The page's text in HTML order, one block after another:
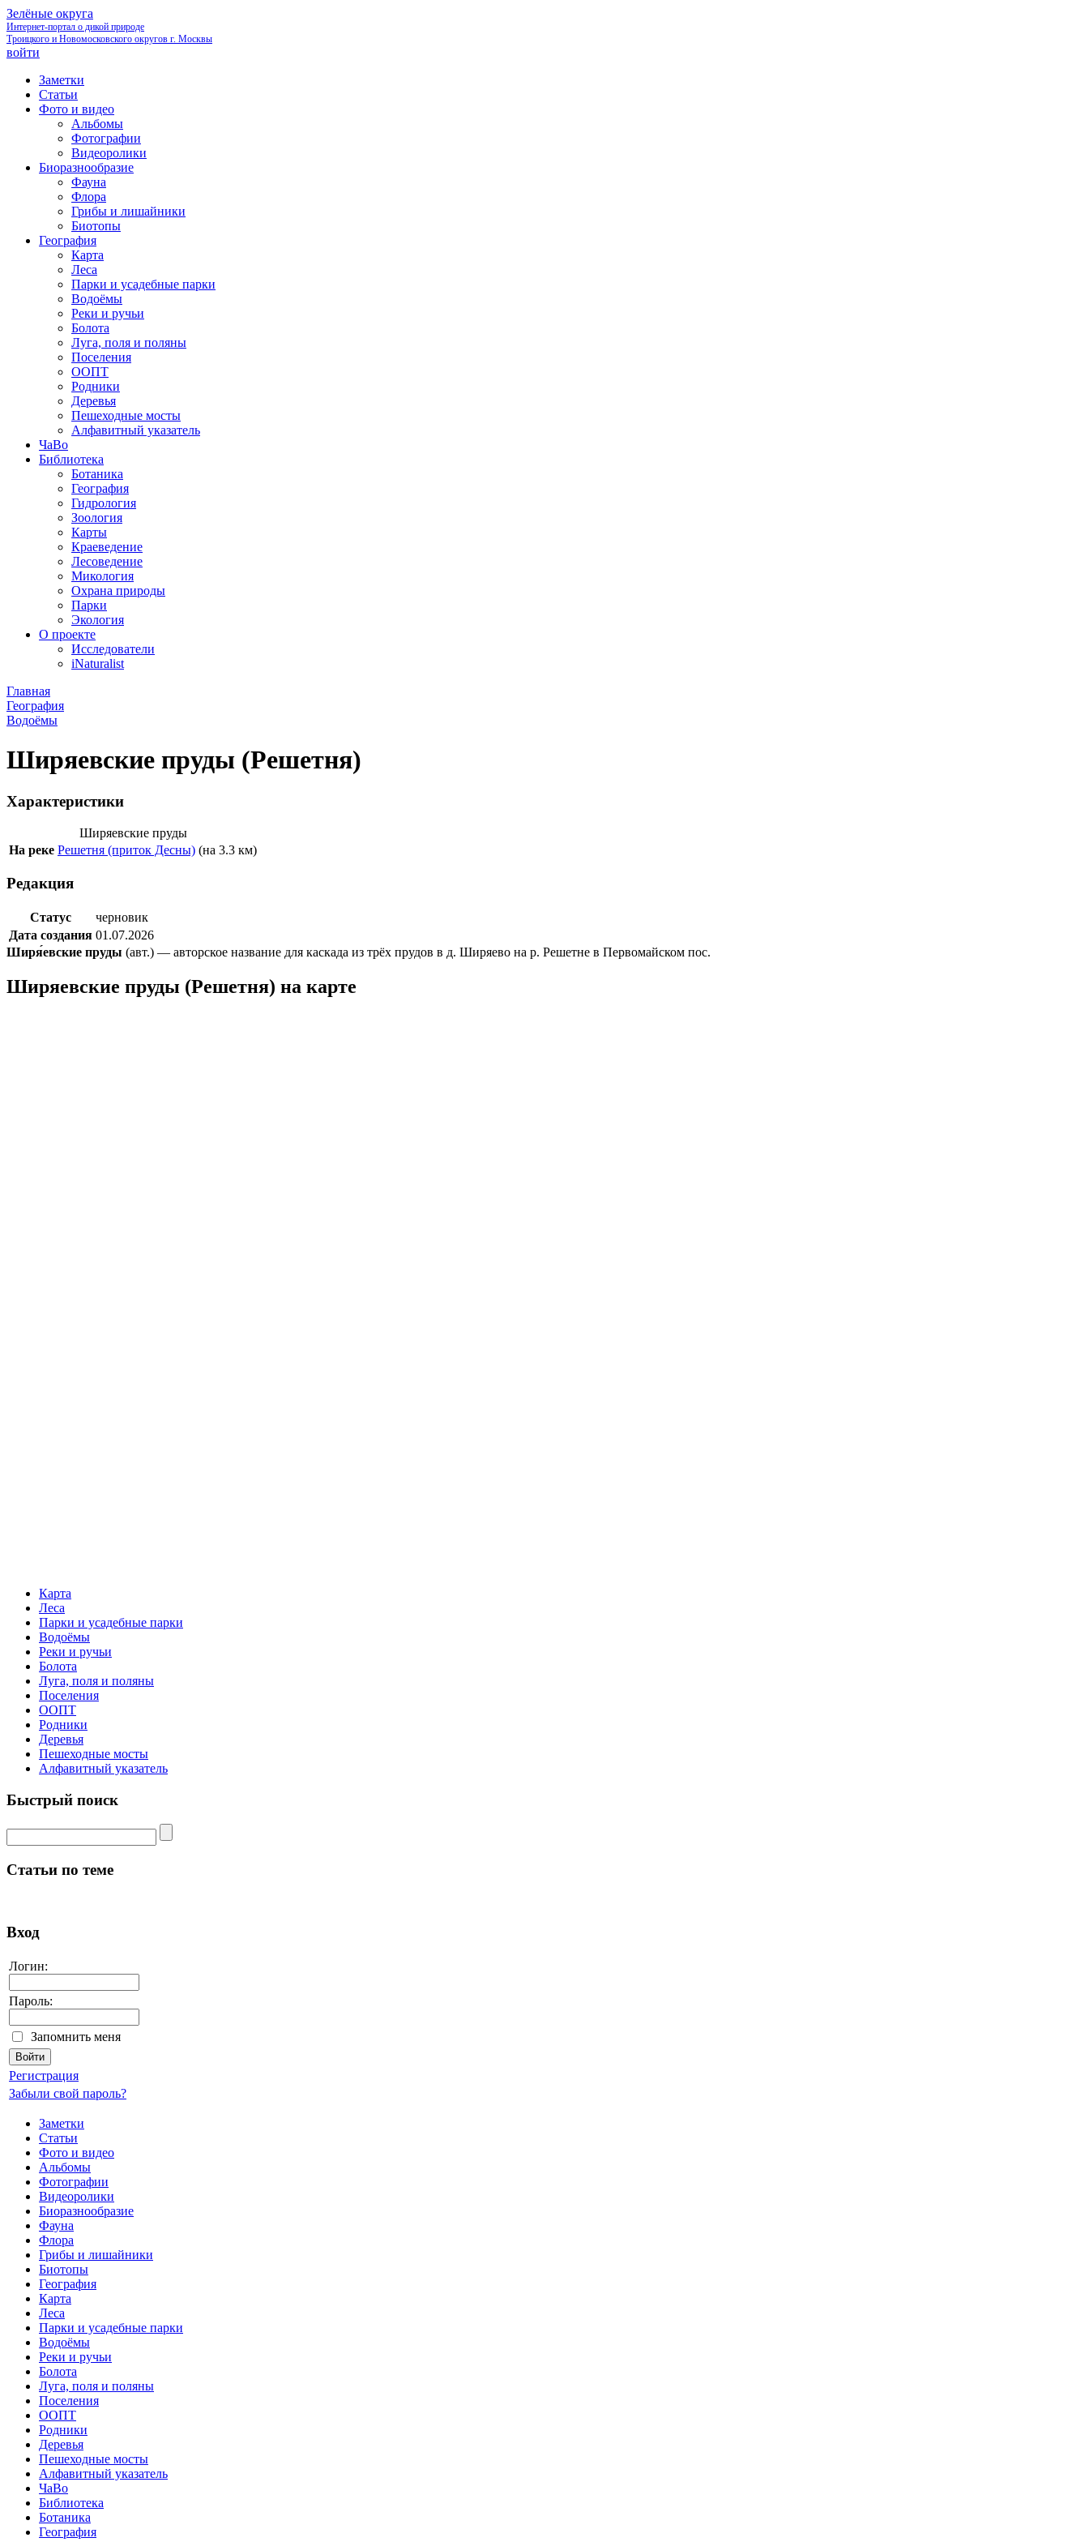
Зелёные округа
Интернет-портал о дикой природе
Троицкого и Новомосковского округов г. Москвы
войти
Заметки
Статьи
Фото и видео
Альбомы
Фотографии
Видеоролики
Биоразнообразие
Фауна
Флора
Грибы и лишайники
Биотопы
География
Карта
Леса
Парки и усадебные парки
Водоёмы
Реки и ручьи
Болота
Луга, поля и поляны
Поселения
ООПТ
Родники
Деревья
Пешеходные мосты
Алфавитный указатель
ЧаВо
Библиотека
Ботаника
География
Гидрология
Зоология
Карты
Краеведение
Лесоведение
Микология
Охрана природы
Парки
Экология
О проекте
Исследователи
iNaturalist
Главная
География
Водоёмы
Ширяевские пруды (Решетня)
Характеристики
Ширяевские пруды
На реке Решетня (приток Десны) (на 3.3 км)
Редакция
Статус
черновик
Дата создания 01.07.2026
Ширя́евские пруды (авт.) — авторское название для каскада из трёх прудов в д. Ширяево на р. Решетне в Первомайском пос.
Ширяевские пруды (Решетня) на карте
Карта
Леса
Парки и усадебные парки
Водоёмы
Реки и ручьи
Болота
Луга, поля и поляны
Поселения
ООПТ
Родники
Деревья
Пешеходные мосты
Алфавитный указатель
Быстрый поиск
Статьи по теме
Вход
Логин:
Пароль:
Запомнить меня
Регистрация
Забыли свой пароль?
Заметки
Статьи
Фото и видео
Альбомы
Фотографии
Видеоролики
Биоразнообразие
Фауна
Флора
Грибы и лишайники
Биотопы
География
Карта
Леса
Парки и усадебные парки
Водоёмы
Реки и ручьи
Болота
Луга, поля и поляны
Поселения
ООПТ
Родники
Деревья
Пешеходные мосты
Алфавитный указатель
ЧаВо
Библиотека
Ботаника
География